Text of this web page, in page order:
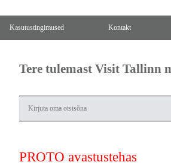
Kasutustingimused Kontakt
Tere tulemast Visit Tallinn
PROTO avastustehas